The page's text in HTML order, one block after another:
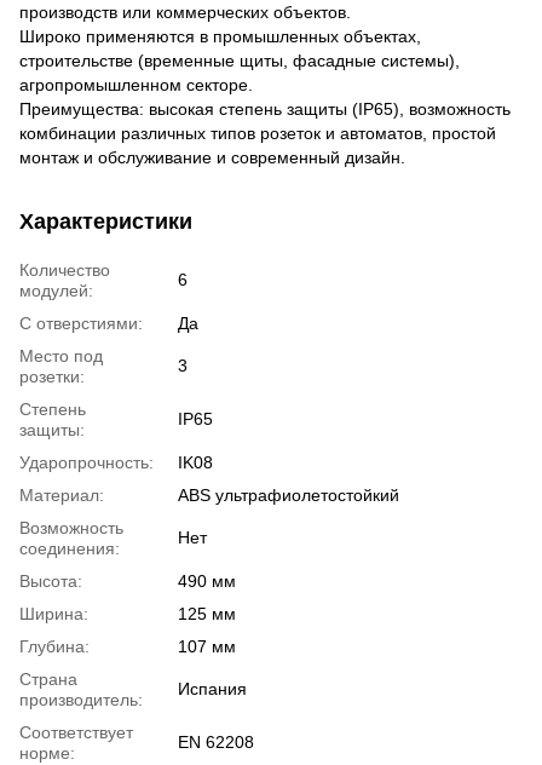
производств или коммерческих объектов.
Широко применяются в промышленных объектах,
строительстве (временные щиты, фасадные системы),
агропромышленном секторе.
Преимущества: высокая степень защиты (IP65), возможность
комбинации различных типов розеток и автоматов, простой
монтаж и обслуживание и современный дизайн.
Характеристики
Количество
модулей:
6
С отверстиями:
Да
Место под
розетки:
3
Степень
защиты:
IP65
Ударопрочность:
IK08
Материал:
ABS ультрафиолетостойкий
Возможность
соединения:
Нет
Высота:
490 мм
Ширина:
125 мм
Глубина:
107 мм
Страна
производитель:
Испания
Соответствует
норме:
EN 62208